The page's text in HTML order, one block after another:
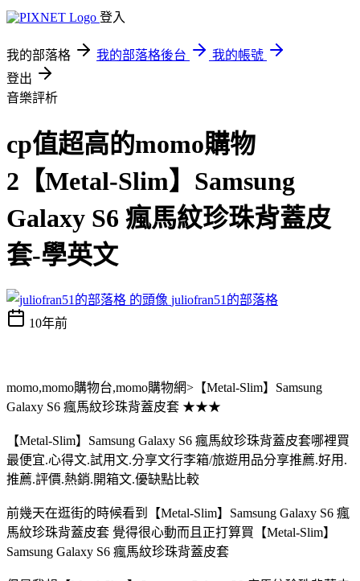
登入
我的部落格 我的部落格後台
我的帳號
登出
音樂評析
cp值超高的momo購物
2【Metal-Slim】Samsung
Galaxy S6 瘋馬紋珍珠背蓋皮
套-學英文
juliofran51的部落格
10年前
momo,momo購物台,momo購物網>【Metal-Slim】Samsung
Galaxy S6 瘋馬紋珍珠背蓋皮套 ★★★
【Metal-Slim】Samsung Galaxy S6 瘋馬紋珍珠背蓋皮套哪裡買
最便宜.心得文.試用文.分享文行李箱/旅遊用品分享推薦.好用.
推薦.評價.熱銷.開箱文.優缺點比較
前幾天在逛街的時候看到【Metal-Slim】Samsung Galaxy S6 瘋
馬紋珍珠背蓋皮套 覺得很心動而且正打算買【Metal-Slim】
Samsung Galaxy S6 瘋馬紋珍珠背蓋皮套